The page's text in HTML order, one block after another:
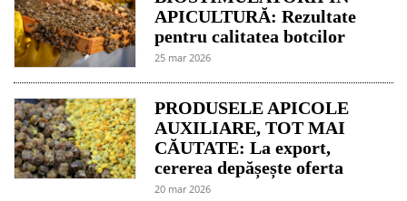
APICULTURĂ: Rezultate
pentru calitatea botcilor
25 mar 2026
PRODUSELE APICOLE
AUXILIARE, TOT MAI
CĂUTATE: La export,
cererea depășește oferta
20 mar 2026